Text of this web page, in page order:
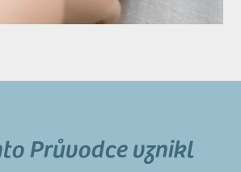
Průvodce vznikl